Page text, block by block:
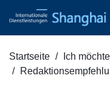
Startseite Ich möchte